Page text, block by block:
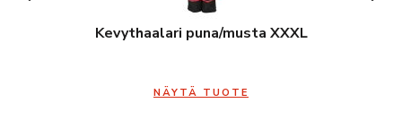
Kevythaalari puna/musta XXXL
NÄYTÄ TUOTE